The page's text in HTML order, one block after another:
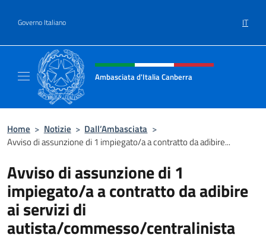
Governo Italiano IT
Intestazione sito, social e menù
Ambasciata d'Italia Canberra
Home > Notizie > Dall’Ambasciata >
Avviso di assunzione di 1 impiegato/a a contratto da adibire...
Avviso di assunzione di 1
impiegato/a a contratto da adibire
ai servizi di
autista/commesso/centralinista